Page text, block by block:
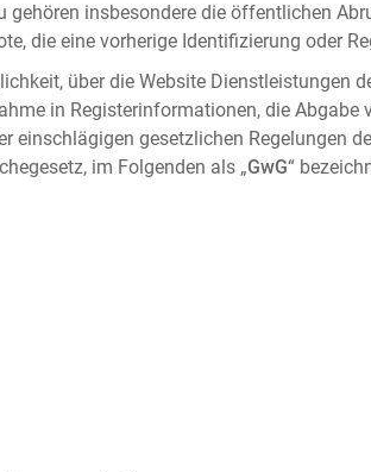
gehören insbesondere die öffentlichen
die eine vorherige Identifizierung oder
über die Website Dienstleistungen
in Registerinformationen, die Abgabe
einschlägigen gesetzlichen Regelungen
im Folgenden als „GwG“